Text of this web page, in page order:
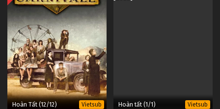
Hoàn Tất (12/12) Vietsub Hoàn tất (1/1) Vietsub